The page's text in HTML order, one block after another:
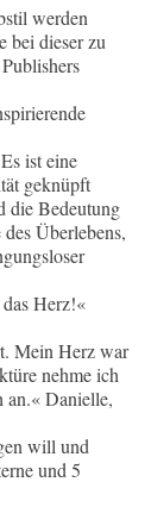
werden
bei dieser zu
ist eine
geknüpft
die Bedeutung
Überlebens,
Herz!«
Mein Herz war
nehme ich
an.« Danielle,
will und
und 5